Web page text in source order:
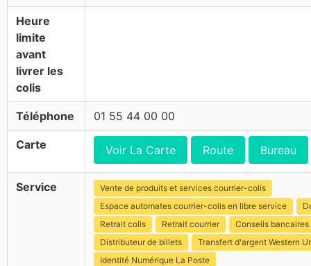
Heure
limite
avant
livrer les
colis
Téléphone 01 55 44 00 00
Carte Voir La Carte Route Bureau
Service
Vente de produits et services courrier-colis
Espace automates courrier-colis en libre service
Retrait colis
Retrait courrier
Conseils bancaires
Distributeur de billets
Transfert d'argent Western
Identité Numérique La Poste